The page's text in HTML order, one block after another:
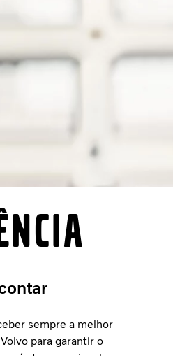
sempre a melhor
para garantir o